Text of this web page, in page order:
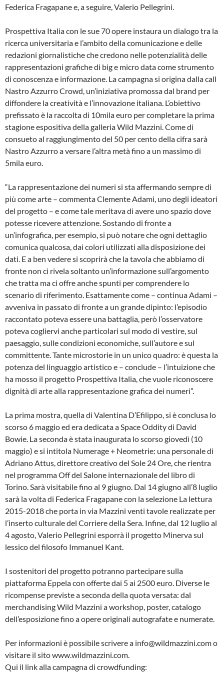
Federica Fragapane e, a seguire, Valerio Pellegrini.
Prospettiva Italia con le sue 70 opere instaura un dialogo tra la
ricerca universitaria e l’ambito della comunicazione e delle
redazioni giornalistiche che credono nelle potenzialità delle
rappresentazioni grafiche di big e micro data come strumento
di conoscenza e informazione. La campagna si origina dalla call
Nastro Azzurro Crowd, un’iniziativa promossa dal brand per
diffondere la creatività e l’innovazione italiana. L’obiettivo
prefissato è la raccolta di 10mila euro per completare la prima
stagione espositiva della galleria Wild Mazzini. Come di
consueto al raggiungimento del 50 per cento della cifra sarà
Nastro Azzurro a versare l’altra metà fino a un massimo di
5mila euro.
“La rappresentazione dei numeri si sta affermando sempre di
più come arte – commenta Clemente Adami, uno degli ideatori
del progetto – e come tale meritava di avere uno spazio dove
potesse ricevere attenzione. Sostando di fronte a
un’infografica, per esempio, si può notare che ogni dettaglio
comunica qualcosa, dai colori utilizzati alla disposizione dei
dati. E a ben vedere si scoprirà che la tavola che abbiamo di
fronte non ci rivela soltanto un’informazione sull’argomento
che tratta ma ci offre anche spunti per comprendere lo
scenario di riferimento. Esattamente come – continua Adami –
avveniva in passato di fronte a un grande dipinto: l’episodio
raccontato poteva essere una battaglia, però l’osservatore
poteva cogliervi anche particolari sul modo di vestire, sul
paesaggio, sulle condizioni economiche, sull’autore e sul
committente. Tante microstorie in un unico quadro: è questa la
potenza del linguaggio artistico e – conclude – l’intuizione che
ha mosso il progetto Prospettiva Italia, che vuole riconoscere
dignità di arte alla rappresentazione grafica dei numeri”.
La prima mostra, quella di Valentina D’Efilippo, si è conclusa lo
scorso 6 maggio ed era dedicata a Space Oddity di David
Bowie. La seconda è stata inaugurata lo scorso giovedì (10
maggio) e si intitola Numerage + Neometrie: una personale di
Adriano Attus, direttore creativo del Sole 24 Ore, che rientra
nel programma Off del Salone internazionale del libro di
Torino. Sarà visitabile fino al 9 giugno. Dal 14 giugno all’8 luglio
sarà la volta di Federica Fragapane con la selezione La lettura
2015-2018 che porta in via Mazzini venti tavole realizzate per
l’inserto culturale del Corriere della Sera. Infine, dal 12 luglio al
4 agosto, Valerio Pellegrini esporrà il progetto Minerva sul
lessico del filosofo Immanuel Kant.
I sostenitori del progetto potranno partecipare sulla
piattaforma Eppela con offerte dai 5 ai 2500 euro. Diverse le
ricompense previste a seconda della quota versata: dal
merchandising Wild Mazzini a workshop, poster, catalogo
dell’esposizione fino a opere originali autografate e numerate.
Per informazioni è possibile scrivere a info@wildmazzini.com o
visitare il sito www.wildmazzini.com.
Qui il link alla campagna di crowdfunding: